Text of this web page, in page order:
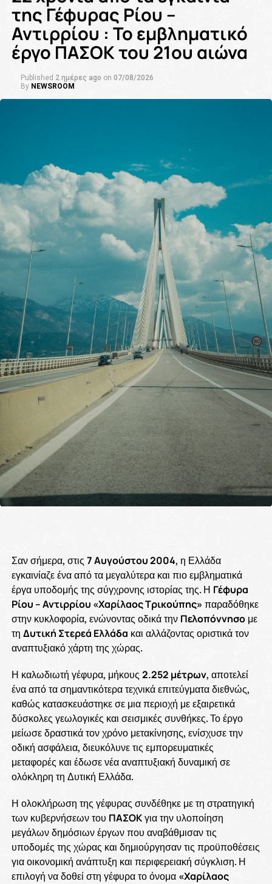
της Γέφυρας Ρίου –
Αντιρρίου : Το εμβληματικό
έργο ΠΑΣΟΚ του 21ου αιώνα
Published 2 ημέρες ago on 07/08/2026
By NEWSROOM
Σαν σήμερα, στις 7 Αυγούστου 2004, η Ελλάδα
εγκαινίαζε ένα από τα μεγαλύτερα και πιο εμβληματικά
έργα υποδομής της σύγχρονης ιστορίας της. Η Γέφυρα
Ρίου – Αντιρρίου «Χαρίλαος Τρικούπης» παραδόθηκε
στην κυκλοφορία, ενώνοντας οδικά την Πελοπόννησομε
τη Δυτική Στερεά Ελλάδα και αλλάζοντας οριστικά τον
αναπτυξιακό χάρτη της χώρας.
Η καλωδιωτή γέφυρα, μήκους 2.252 μέτρων, αποτελεί
ένα από τα σημαντικότερα τεχνικά επιτεύγματα διεθνώς,
καθώς κατασκευάστηκε σε μια περιοχή με εξαιρετικά
δύσκολες γεωλογικές και σεισμικές συνθήκες. Το έργο
μείωσε δραστικά τον χρόνο μετακίνησης, ενίσχυσε την
οδική ασφάλεια, διευκόλυνε τις εμπορευματικές
μεταφορές και έδωσε νέα αναπτυξιακή δυναμική σε
ολόκληρη τη Δυτική Ελλάδα.
Η ολοκλήρωση της γέφυρας συνδέθηκε με τη στρατηγική
των κυβερνήσεων του ΠΑΣΟΚγια την υλοποίηση
μεγάλων δημόσιων έργων που αναβάθμισαν τις
υποδομές της χώρας και δημιούργησαν τις προϋποθέσεις
για οικονομική ανάπτυξη και περιφερειακή σύγκλιση. Η
επιλογή να δοθεί στη γέφυρα το όνομα «Χαρίλαος